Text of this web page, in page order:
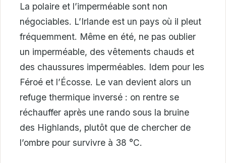
La polaire et l’imperméable sont non
négociables. L’Irlande est un pays où il pleut
fréquemment. Même en été, ne pas oublier
un imperméable, des vêtements chauds et
des chaussures imperméables. Idem pour les
Féroé et l’Écosse. Le van devient alors un
refuge thermique inversé : on rentre se
réchauffer après une rando sous la bruine
des Highlands, plutôt que de chercher de
l’ombre pour survivre à 38 °C.